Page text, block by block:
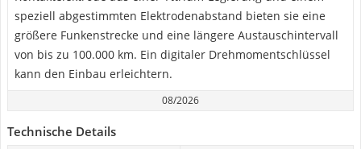
speziell abgestimmten Elektrodenabstand bieten sie eine
größere Funkenstrecke und eine längere Austauschintervall
von bis zu 100.000 km. Ein digitaler Drehmomentschlüssel
kann den Einbau erleichtern.
08/2026
Technische Details